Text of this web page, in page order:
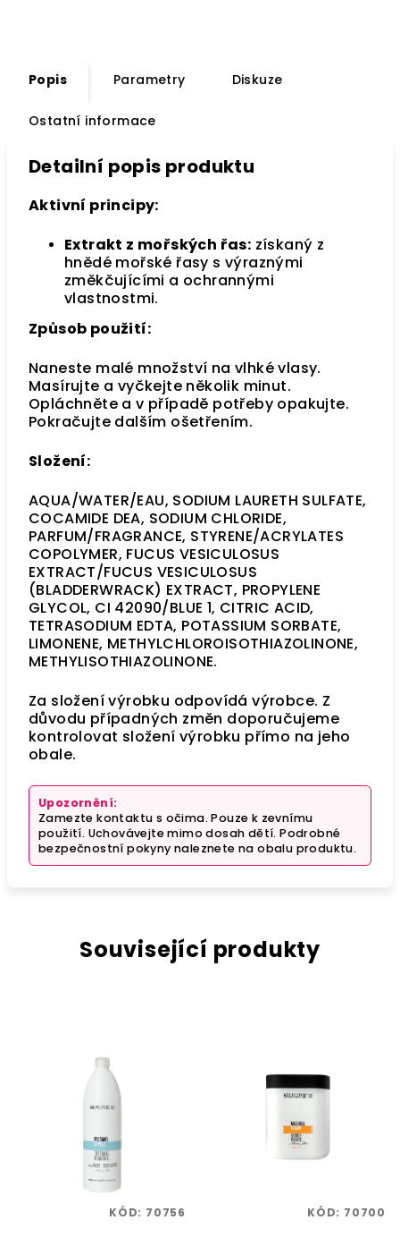
Popis Parametry Diskuze
Ostatní informace
Detailní popis produktu
Aktivní principy:
Extrakt z mořských řas: získaný z
hnědé mořské řasy s výraznými
změkčujícími a ochrannými
vlastnostmi.
Způsob použití:
Naneste malé množství na vlhké vlasy.
Masírujte a vyčkejte několik minut.
Opláchněte a v případě potřeby opakujte.
Pokračujte dalším ošetřením.
Složení:
AQUA/WATER/EAU, SODIUM LAURETH SULFATE,
COCAMIDE DEA, SODIUM CHLORIDE,
PARFUM/FRAGRANCE, STYRENE/ACRYLATES
COPOLYMER, FUCUS VESICULOSUS
EXTRACT/FUCUS VESICULOSUS
(BLADDERWRACK) EXTRACT, PROPYLENE
GLYCOL, CI 42090/BLUE 1, CITRIC ACID,
TETRASODIUM EDTA, POTASSIUM SORBATE,
LIMONENE, METHYLCHLOROISOTHIAZOLINONE,
METHYLISOTHIAZOLINONE.
Za složení výrobku odpovídá výrobce. Z
důvodu případných změn doporučujeme
kontrolovat složení výrobku přímo na jeho
obale.
Upozornění:
Zamezte kontaktu s očima. Pouze k zevnímu
použití. Uchovávejte mimo dosah dětí. Podrobné
bezpečnostní pokyny naleznete na obalu produktu.
Související produkty
KÓD: 70756 KÓD: 70700